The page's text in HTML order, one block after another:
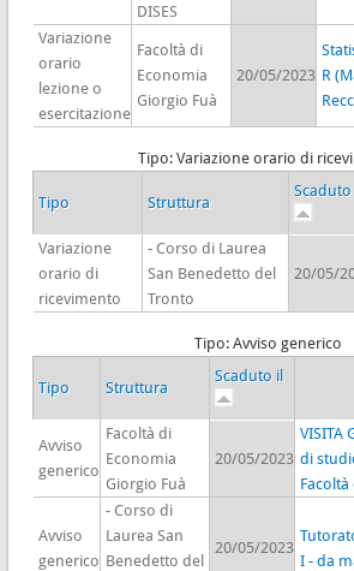
DISES
Variazione
orario
lezione o
esercitazione
Facoltà di
Economia
Giorgio Fuà
20/05/2023 R
Tipo: Variazione orario di
Tipo Struttura
Scaduto
Variazione
orario di
ricevimento
- Corso di Laurea
San Benedetto del
Tronto
20/05/
Tipo: Avviso generico
Tipo Struttura
Scaduto il
Avviso
generico
Facoltà di
Economia
Giorgio Fuà
20/05/2023
VISITA
di
Facoltà
Avviso
generico
- Corso di
Laurea San
Benedetto del
20/05/2023
I - da